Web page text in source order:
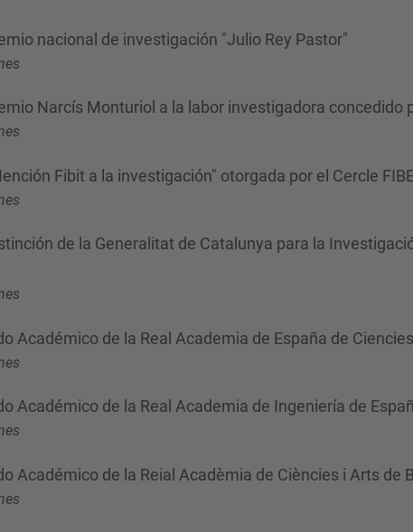
nacional de investigación "Julio Rey Pastor"
Narcís Monturiol a la labor investigadora concedido
Fibit a la investigación" otorgada por el Cercle
de la Generalitat de Catalunya para la
Académico de la Real Academia de España de
Académico de la Real Academia de Ingeniería de
Académico de la Reial Acadèmia de Ciències i Arts de